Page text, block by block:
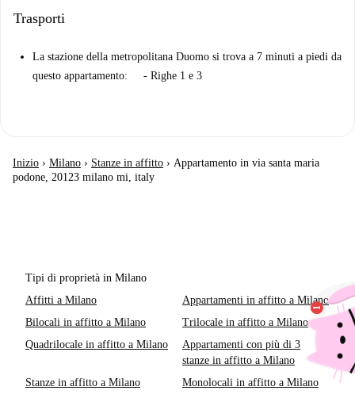
Trasporti
La stazione della metropolitana Duomo si trova a 7 minuti a piedi da
questo appartamento: - Righe 1 e 3
Inizio › Milano › Stanze in affitto › Appartamento in via santa maria
podone, 20123 milano mi, italy
Tipi di proprietà in Milano
Affitti a Milano
Appartamenti in affitto a Milano
Bilocali in affitto a Milano
Trilocale in affitto a Milano
Quadrilocale in affitto a Milano
Appartamenti con più di 3
stanze in affitto a Milano
Stanze in affitto a Milano
Monolocali in affitto a Milano